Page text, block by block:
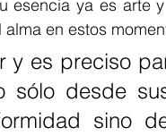
esencia ya es arte
en estos
sólo desde
sino